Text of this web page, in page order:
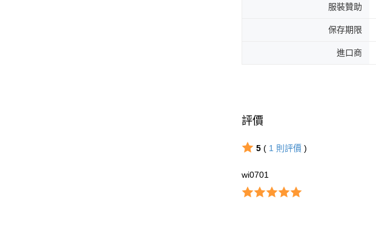
服裝贊助
保存期限
進口商
評價
5( 1 則評價 )
wi0701